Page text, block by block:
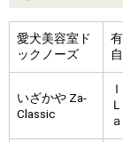
愛犬美容室ド
ックノーズ
いざかや Za-
Classic